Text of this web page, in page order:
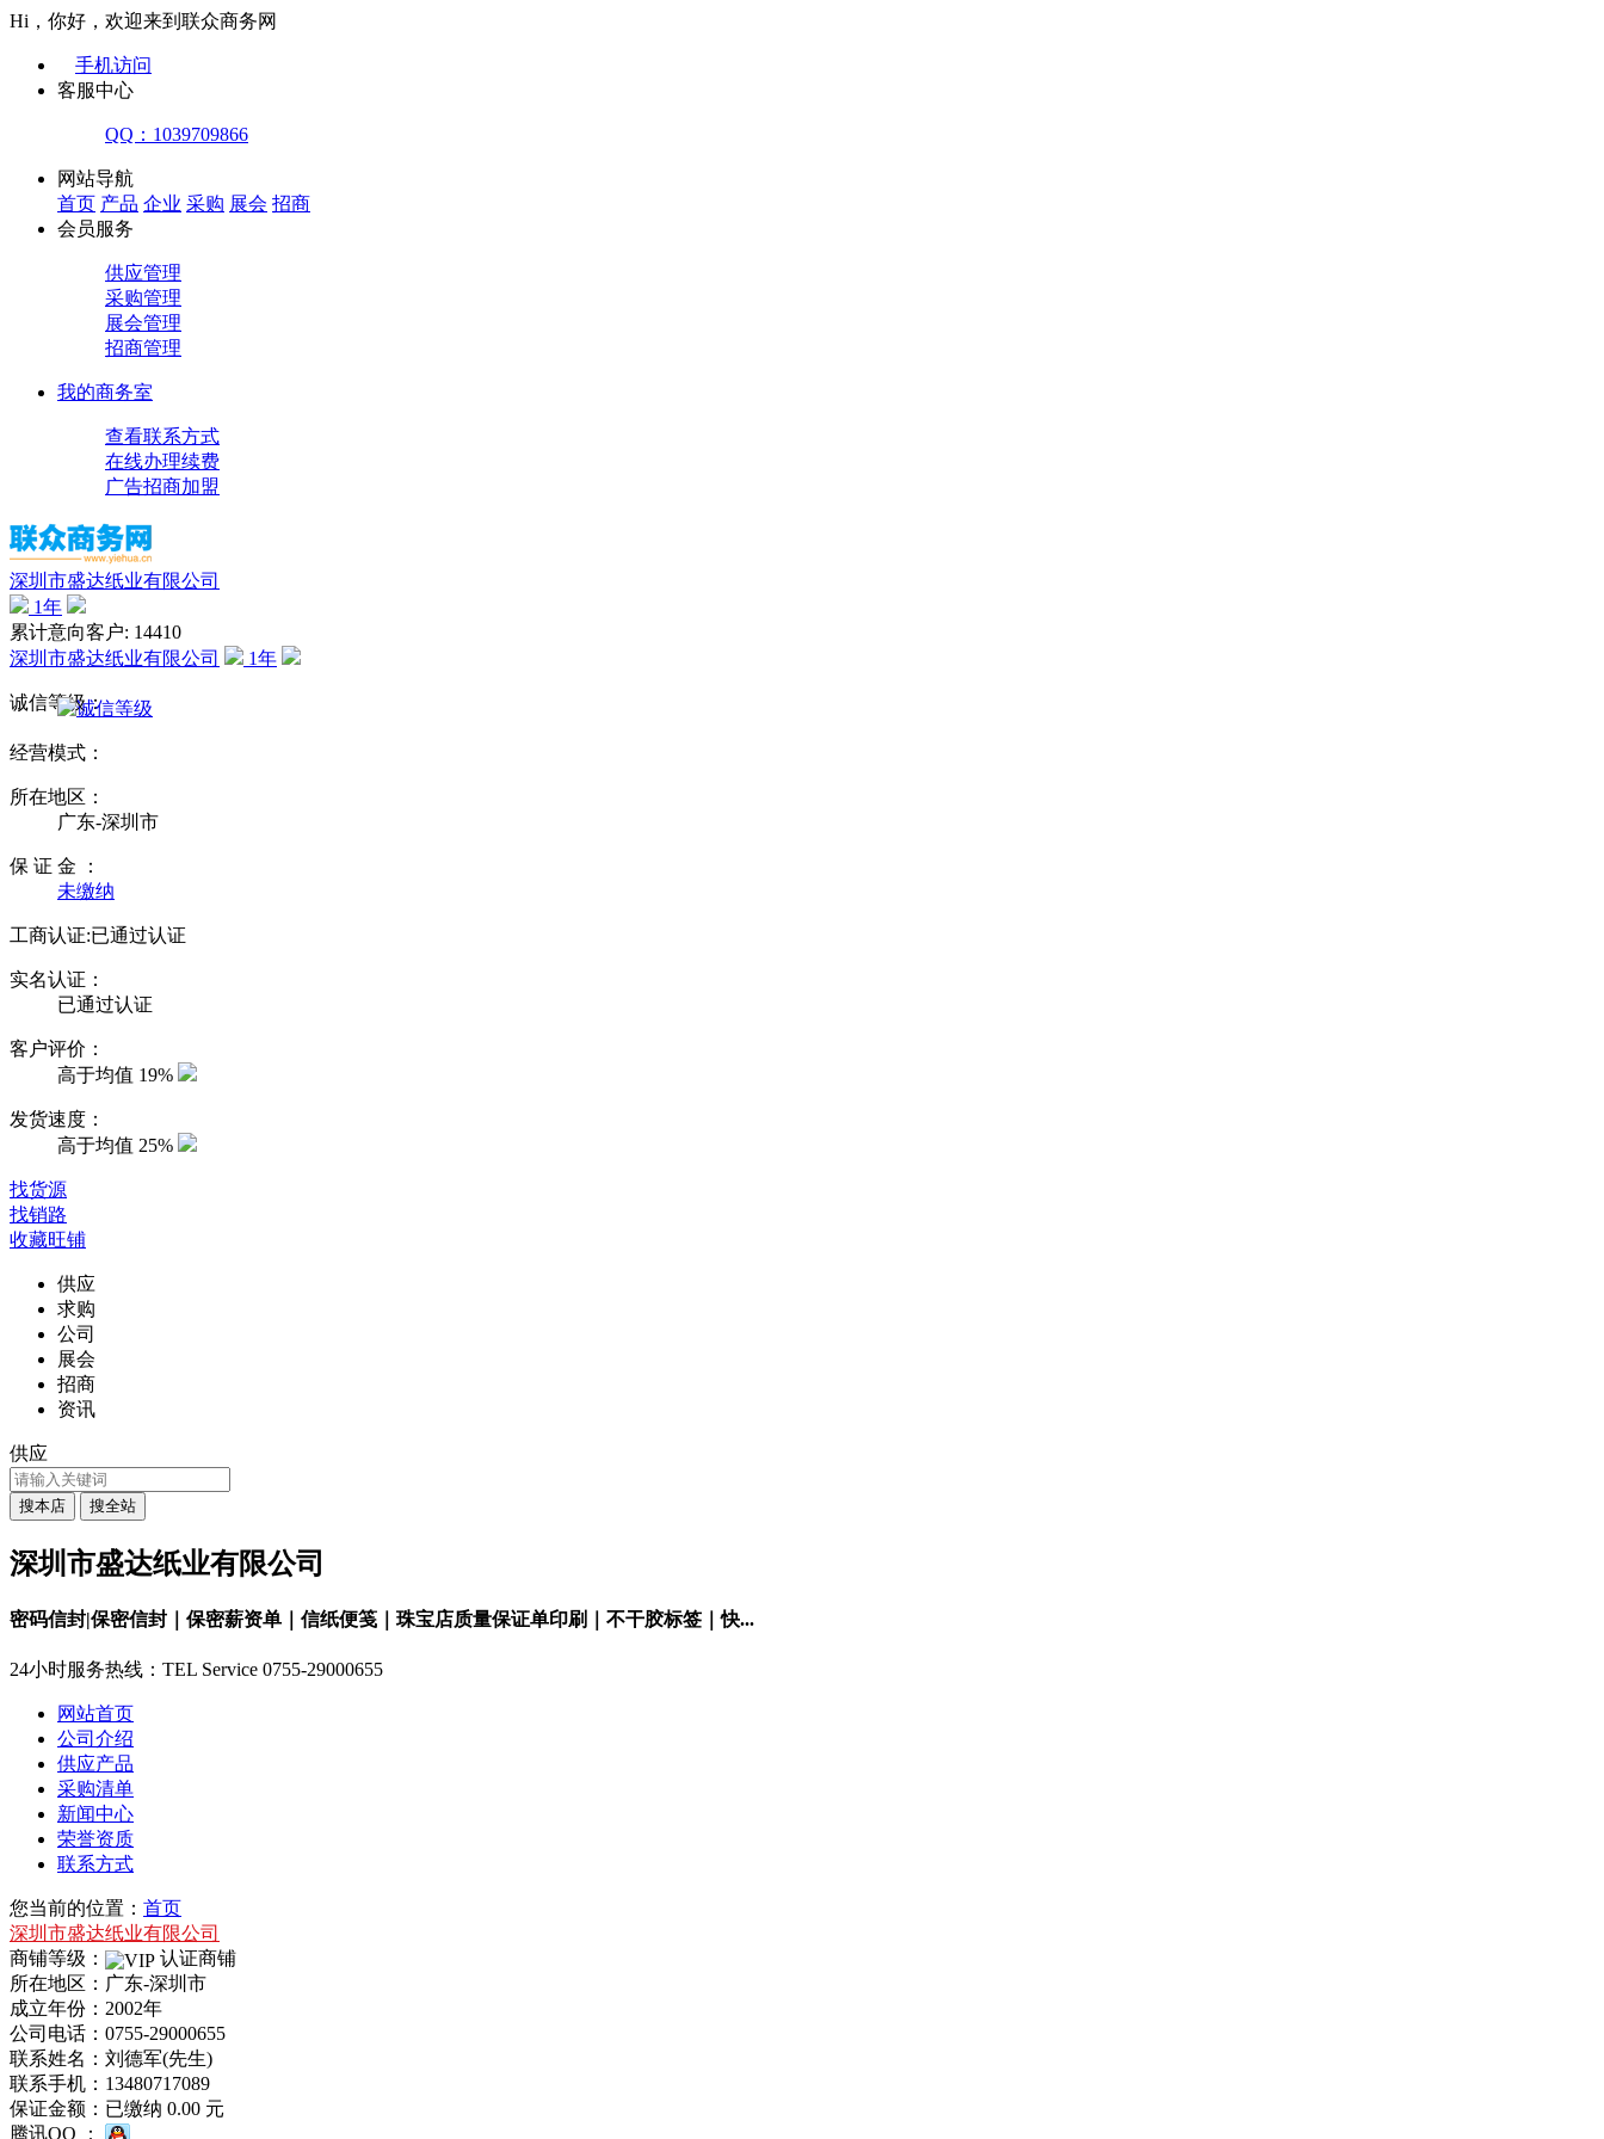
Hi，你好，欢迎来到联众商务网
手机访问
客服中心
QQ：1039709866
网站导航
首页 产品 企业 采购 展会 招商
会员服务
供应管理
采购管理
展会管理
招商管理
我的商务室
查看联系方式
在线办理续费
广告招商加盟
深圳市盛达纸业有限公司
1年
累计意向客户: 14410
深圳市盛达纸业有限公司
1年
诚信等级：
经营模式：
所在地区：
广东-深圳市
保 证 金 ：
未缴纳
工商认证:已通过认证
实名认证：
已通过认证
客户评价：
高于均值 19%
发货速度：
高于均值 25%
找货源
找销路
收藏旺铺
供应
求购
公司
展会
招商
资讯
供应
深圳市盛达纸业有限公司
密码信封|保密信封｜保密薪资单｜信纸便笺｜珠宝店质量保证单印刷｜不干胶标签｜快...
24小时服务热线： TEL Service 0755-29000655
网站首页
公司介绍
供应产品
采购清单
新闻中心
荣誉资质
联系方式
您当前的位置： 首页
深圳市盛达纸业有限公司
商铺等级：
认证商铺
所在地区：广东-深圳市
成立年份：2002年
公司电话： 0755-29000655
联系姓名：刘德军(先生)
联系手机： 13480717089
保证金额： 已缴纳 0.00 元
腾讯QQ ：